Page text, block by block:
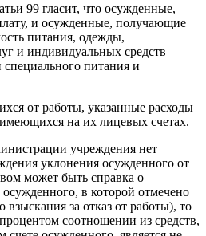
99 гласит, что осужденные,
и осужденные, получающие
питания, одежды,
и индивидуальных средств
питания и
от работы, указанные расходы
на их лицевых счетах.
учреждения нет
уклонения осужденного от
может быть справка о
в которой отмечено
за отказ от работы), то
соотношении из средств,